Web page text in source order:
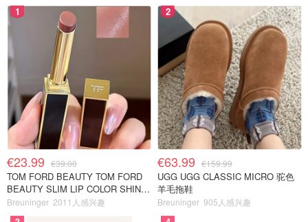
1
€23.99 €39.00
TOM FORD BEAUTY TOM FORD
BEAUTY SLIM LIP COLOR SHINE
口红 open back色
Breuninger 2011人感兴趣
2
€63.99 €159.99
UGG UGG CLASSIC MICRO 驼色
羊毛拖鞋
Breuninger 905人感兴趣